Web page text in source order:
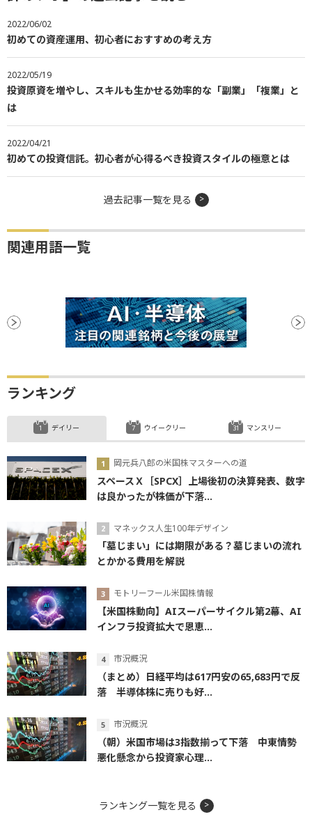
2022/06/02
初めての資産運用、初心者におすすめの考え方
2022/05/19
投資原資を増やし、スキルも生かせる効率的な「副業」「複業」と
は
2022/04/21
初めての投資信託。初心者が心得るべき投資スタイルの極意とは
過去記事一覧を見る
関連用語一覧
ランキング
デイリー
岡元兵八郎の米国株マスターへの道
スペースＸ［SPCX］上場後初の決算発表、数字
は良かったが株価が下落...
マネックス人生100年デザイン
「墓じまい」には期限がある？墓じまいの流れ
とかかる費用を解説
モトリーフール米国株情報
【米国株動向】AIスーパーサイクル第2幕、AI
インフラ投資拡大で恩恵...
市況概況
（まとめ）日経平均は617円安の65,683円で反
落 半導体株に売りも好...
市況概況
（朝）米国市場は3指数揃って下落 中東情勢
悪化懸念から投資家心理...
ウイークリー マンスリー
ランキング一覧を見る